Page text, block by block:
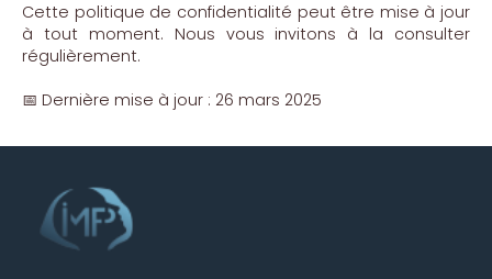
Cette politique de confidentialité peut être mise à jour
à tout moment. Nous vous invitons à la consulter
régulièrement.
📅 Dernière mise à jour : 26 mars 2025